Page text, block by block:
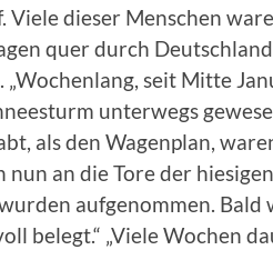
dieser Menschen
quer durch
seit Mitte
unterwegs
als den Wagenplan,
an die Tore der hiesigen
aufgenommen. Bald
belegt.“ „Viele Wochen